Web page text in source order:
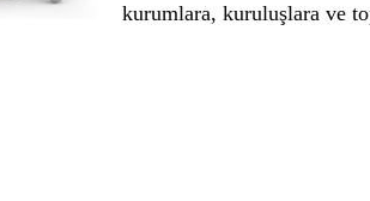
kurumlara, kuruluşlara ve